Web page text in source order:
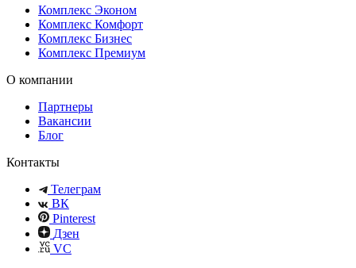
Комплекс Эконом
Комплекс Комфорт
Комплекс Бизнес
Комплекс Премиум
О компании
Партнеры
Вакансии
Блог
Контакты
Телеграм
ВК
Pinterest
Дзен
VC